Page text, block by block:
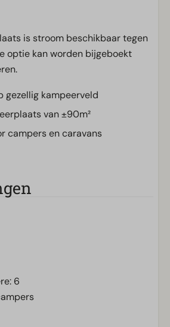
is stroom beschikbaar tegen
optie kan worden bijgeboekt
gezellig kampeerveld
van ±90m²
campers en caravans
6